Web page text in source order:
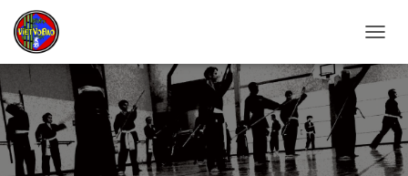
É
P
I
E
R
L